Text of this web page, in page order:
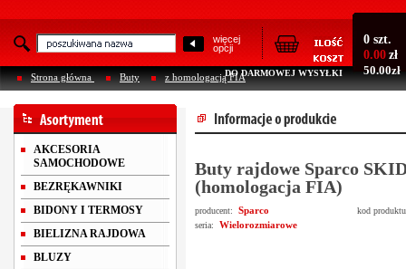
więcej
opcji
0 szt.
0.00 zł
DO DARMOWEJ WYSYŁKI 50.00zł
Strona główna Buty z homologacją FIA
AKCESORIA
SAMOCHODOWE
BEZRĘKAWNIKI
BIDONY I TERMOSY
BIELIZNA RAJDOWA
BLUZY
Buty rajdowe Sparco
(homologacja FIA)
producent: Sparco
kod
seria:
Wielorozmiarowe